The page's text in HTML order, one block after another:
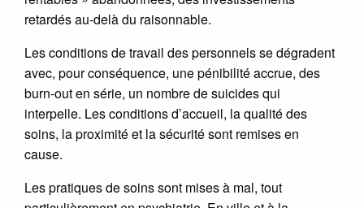
retardés au-delà du raisonnable.
Les conditions de travail des personnels se dégradent
avec, pour conséquence, une pénibilité accrue, des
burn-out en série, un nombre de suicides qui
interpelle. Les conditions d’accueil, la qualité des
soins, la proximité et la sécurité sont remises en
cause.
Les pratiques de soins sont mises à mal, tout